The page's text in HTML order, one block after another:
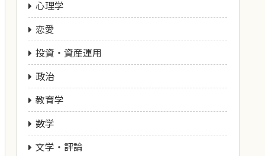
心理学
恋愛
投資・資産運用
政治
教育学
数学
文学・評論